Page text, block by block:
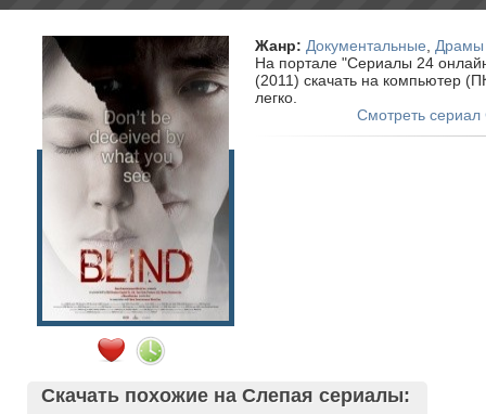
Жанр: Документальные
Драмы
На портале "Сериалы 24
(2011) скачать на компьютер
легко.
Смотреть
Скачать похожие на Слепая сериалы: